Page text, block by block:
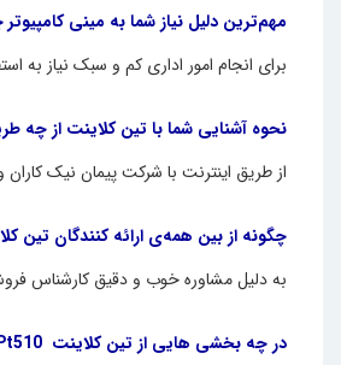
مهم‌ترین دلیل نیاز شما به مینی
برای انجام امور اداری کم و سبک نیاز به
نحوه آشنایی شما با تین کلاینت از چه
از طریق اینترنت با شرکت پیمان نیک
چگونه از بین همه‌ی ارائه کنندگان تین
به دلیل مشاوره خوب و دقیق کارشناس
در چه بخشی هایی از تین کلاینت ‌ HPt510‌ استفاده می کنید؟